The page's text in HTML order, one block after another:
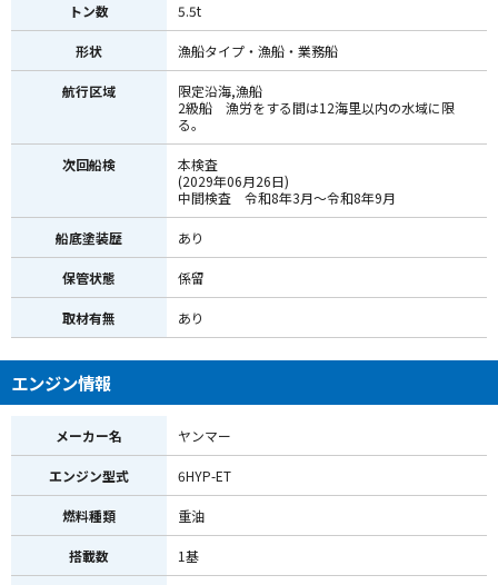
トン数 5.5t
形状 漁船タイプ・漁船・業務船
航行区域
限定沿海,漁船
2級船 漁労をする間は12海里以内の水域に限
る。
次回船検
本検査
(2029年06月26日)
中間検査 令和8年3月～令和8年9月
船底塗装歴 あり
保管状態 係留
取材有無 あり
エンジン情報
メーカー名 ヤンマー
エンジン型式 6HYP-ET
燃料種類 重油
搭載数 1基